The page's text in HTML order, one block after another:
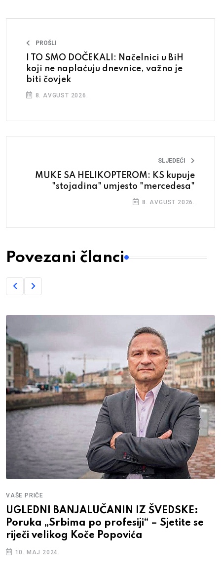
PROŠLI
I TO SMO DOČEKALI: Načelnici u BiH
koji ne naplaćuju dnevnice, važno je
biti čovjek
8. AVGUST 2026.
SLJEDEĆI
MUKE SA HELIKOPTEROM: KS kupuje
"stojadina" umjesto "mercedesa"
8. AVGUST 2026.
Povezani članci
VAŠE PRIČE
UGLEDNI BANJALUČANIN IZ ŠVEDSKE:
Poruka „Srbima po profesiji“ – Sjetite se
riječi velikog Koče Popovića
10. MAJ 2024.